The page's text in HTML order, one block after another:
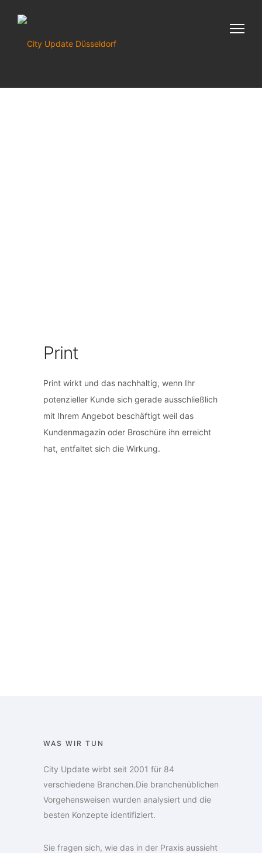
Print
Print wirkt und das nachhaltig, wenn Ihr
potenzieller Kunde sich gerade ausschließlich
mit Ihrem Angebot beschäftigt weil das
Kundenmagazin oder Broschüre ihn erreicht
hat, entfaltet sich die Wirkung.
WAS WIR TUN
City Update wirbt seit 2001 für 84
verschiedene Branchen.Die branchenüblichen
Vorgehensweisen wurden analysiert und die
besten Konzepte identifiziert.
Sie fragen sich, wie das in der Praxis aussieht